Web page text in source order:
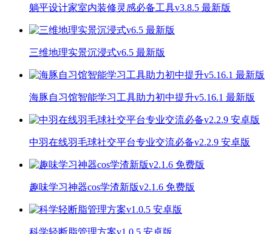
躺平设计家室内装修灵感必备工具v3.8.5 最新版
三维地理实景沉浸式v6.5 最新版
海豚自习馆智能学习工具助力初中提升v5.16.1 最新版
中羽在线羽毛球社交平台专业交流必备v2.2.9 安卓版
趣味学习神器cos学渣新版v2.1.6 免费版
科学轻断脂管理方案v1.0.5 安卓版